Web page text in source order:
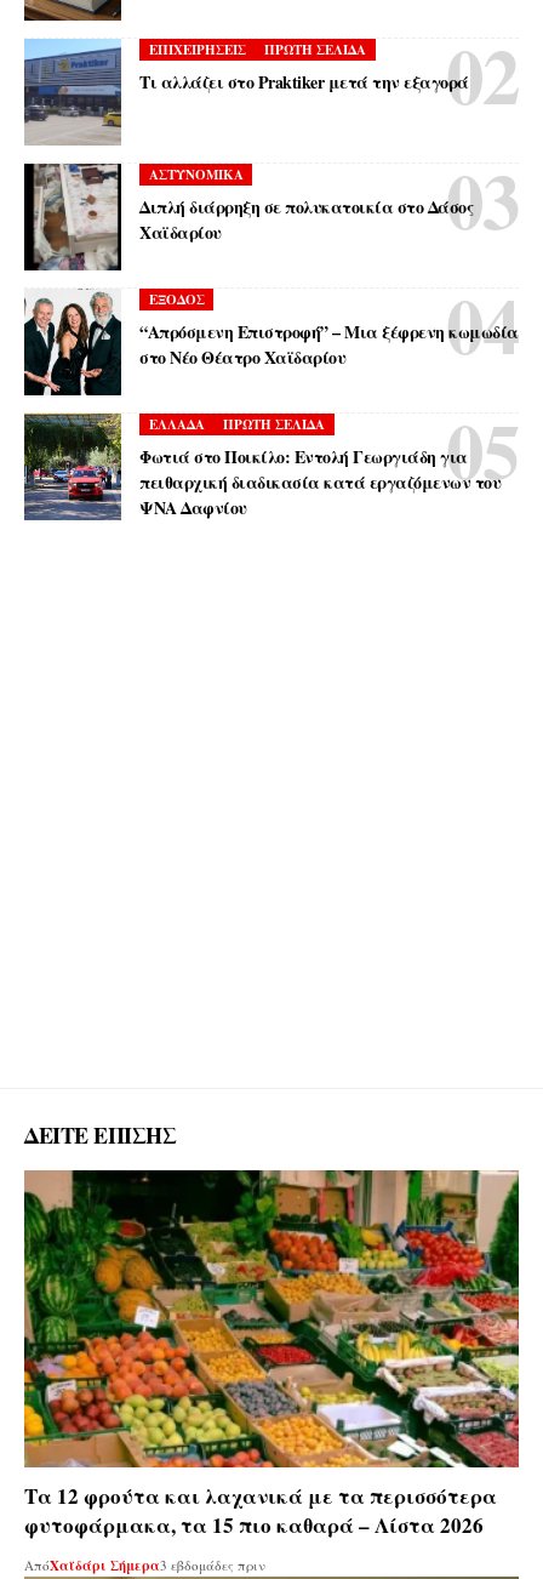
ΕΠΙΧΕΙΡΗΣΕΙΣ ΠΡΩΤΗ ΣΕΛΙΔΑ
Τι αλλάζει στο Praktiker μετά την εξαγορά
ΑΣΤΥΝΟΜΙΚΑ
Διπλή διάρρηξη σε πολυκατοικία στο Δάσος
Χαϊδαρίου
ΕΞΟΔΟΣ
“Απρόσμενη Επιστροφή” – Μια ξέφρενη κωμωδία
στο Νέο Θέατρο Χαϊδαρίου
ΕΛΛΑΔΑ ΠΡΩΤΗ ΣΕΛΙΔΑ
Φωτιά στο Ποικίλο: Εντολή Γεωργιάδη για
πειθαρχική διαδικασία κατά εργαζόμενων του
ΨΝΑ Δαφνίου
ΔΕΙΤΕ ΕΠΙΣΗΣ
Tα 12 φρούτα και λαχανικά με τα περισσότερα
φυτοφάρμακα, τα 15 πιο καθαρά – Λίστα 2026
ΑπόΧαϊδάρι Σήμερα3 εβδομάδες πριν